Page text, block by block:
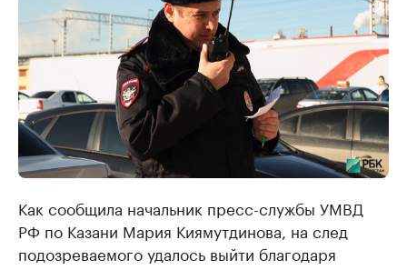
Как сообщила начальник пресс-службы УМВД
РФ по Казани Мария Киямутдинова, на след
подозреваемого удалось выйти благодаря